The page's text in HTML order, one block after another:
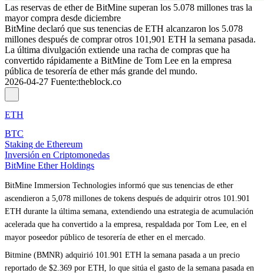
Las reservas de ether de BitMine superan los 5.078 millones tras la
mayor compra desde diciembre
BitMine declaró que sus tenencias de ETH alcanzaron los 5.078
millones después de comprar otros 101,901 ETH la semana pasada.
La última divulgación extiende una racha de compras que ha
convertido rápidamente a BitMine de Tom Lee en la empresa
pública de tesorería de ether más grande del mundo.
2026-04-27 Fuente:theblock.co
ETH
BTC
Staking de Ethereum
Inversión en Criptomonedas
BitMine Ether Holdings
BitMine Immersion Technologies informó que sus tenencias de ether
ascendieron a 5,078 millones de tokens después de adquirir otros 101.901
ETH durante la última semana, extendiendo una estrategia de acumulación
acelerada que ha convertido a la empresa, respaldada por Tom Lee, en el
mayor poseedor público de tesorería de ether en el mercado.
Bitmine (BMNR) adquirió 101.901 ETH la semana pasada a un precio
reportado de $2.369 por ETH, lo que sitúa el gasto de la semana pasada en